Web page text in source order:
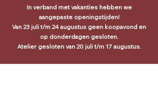
In verband met vakanties hebben we
aangepaste openingstijden!
Van 23 juli t/m 24 augustus geen koopavond en
op donderdagen gesloten.
Atelier gesloten van 20 juli t/m 17 augustus.